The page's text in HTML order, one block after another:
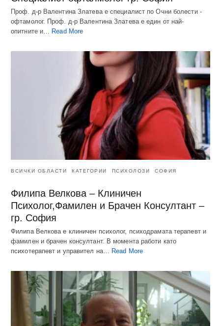
Проф. д-р Валентина Златева е специалист по Очни болести -
офтамолог. Проф. д-р Валентина Златева е един от най-
опитните и… Read More
ВСИЧКИ ОБЛАСТИ КАТЕГОРИИ ПСИХОЛОЗИ СОФИЯ
Филипа Велкова – Клиничен
Психолог,Фамилен и Брачен Консултант –
гр. София
Филипа Велкова е клиничен психолог, психодрамата терапевт и
фамилен и брачен консултант. В момента работи като
психотерапевт и управител на…
Read More